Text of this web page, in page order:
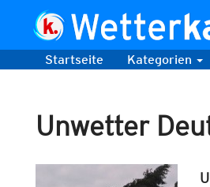
Startseite Kategorien
Unwetter